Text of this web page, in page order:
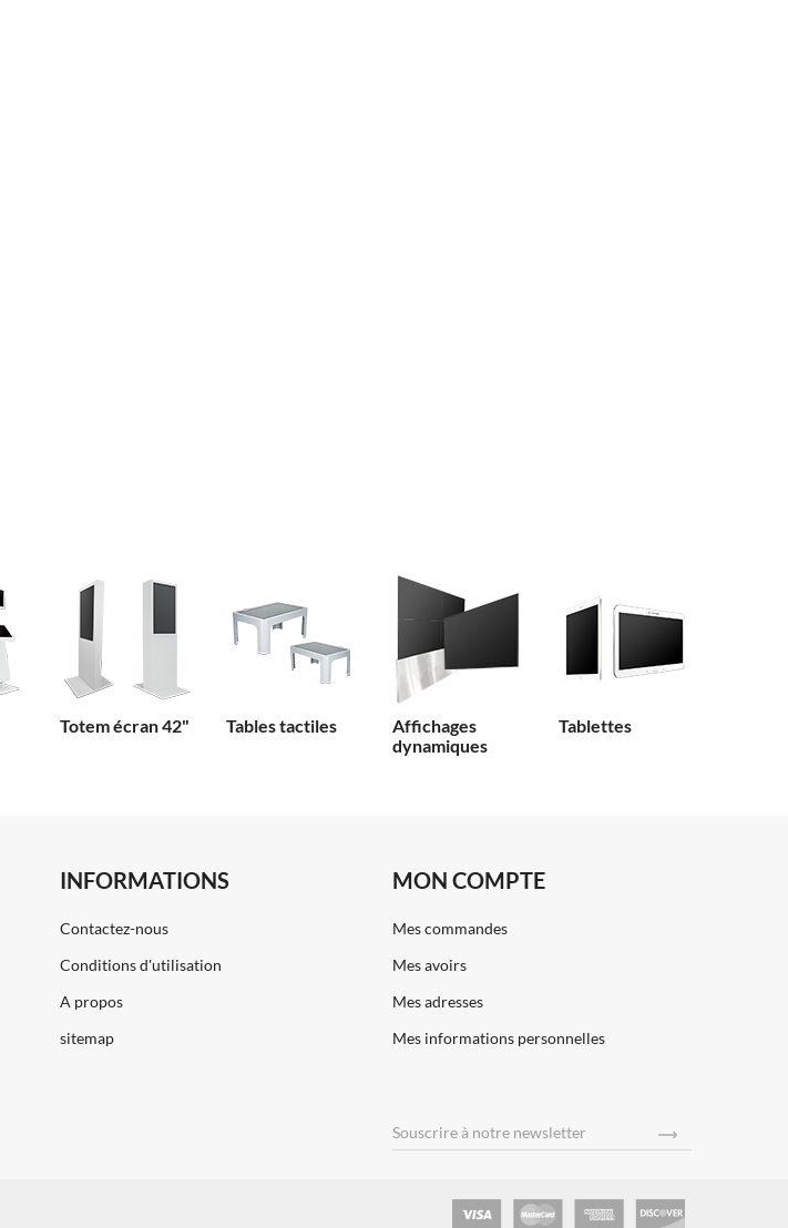
Totem écran 42" Tables tactiles
Affichages
dynamiques
Tablettes
INFORMATIONS
Contactez-nous
Conditions d'utilisation
A propos
sitemap
MON COMPTE
Mes commandes
Mes avoirs
Mes adresses
Mes informations personnelles
Souscrireà notre newsletter